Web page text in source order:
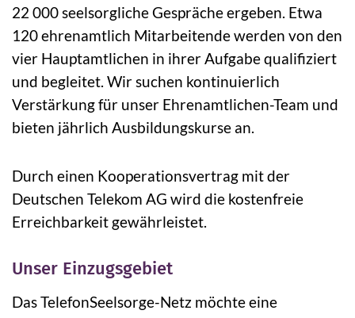
22 000 seelsorgliche Gespräche ergeben. Etwa
120 ehrenamtlich Mitarbeitende werden von den
vier Hauptamtlichen in ihrer Aufgabe qualifiziert
und begleitet. Wir suchen kontinuierlich
Verstärkung für unser Ehrenamtlichen-Team und
bieten jährlich Ausbildungskurse an.
Durch einen Kooperationsvertrag mit der
Deutschen Telekom AG wird die kostenfreie
Erreichbarkeit gewährleistet.
Unser Einzugsgebiet
Das TelefonSeelsorge-Netz möchte eine